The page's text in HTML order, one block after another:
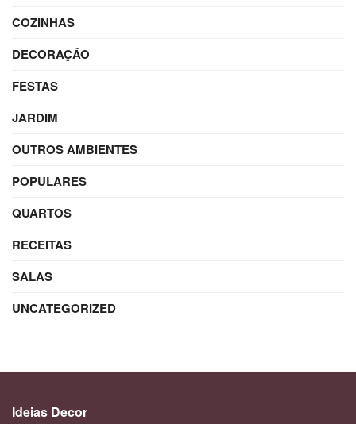
COZINHAS
DECORAÇÃO
FESTAS
JARDIM
OUTROS AMBIENTES
POPULARES
QUARTOS
RECEITAS
SALAS
UNCATEGORIZED
Ideias Decor